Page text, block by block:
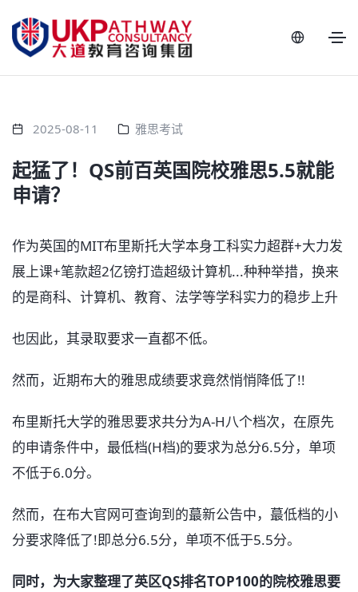
2025-08-11 雅思考试
起猛了！QS前百英国院校雅思5.5就能
申请？
作为英国的MIT布里斯托大学本身工科实力超群+大力发
展上课+笔款超2亿镑打造超级计算机...种种举措，换来
的是商科、计算机、教育、法学等学科实力的稳步上升
也因此，其录取要求一直都不低。
然而，近期布大的雅思成绩要求竟然悄悄降低了!!
布里斯托大学的雅思要求共分为A-H八个档次，在原先
的申请条件中，最低档(H档)的要求为总分6.5分，单项
不低于6.0分。
然而，在布大官网可查询到的蕞新公告中，蕞低档的小
分要求降低了!即总分6.5分，单项不低于5.5分。
同时，为大家整理了英区QS排名TOP100的院校雅思要